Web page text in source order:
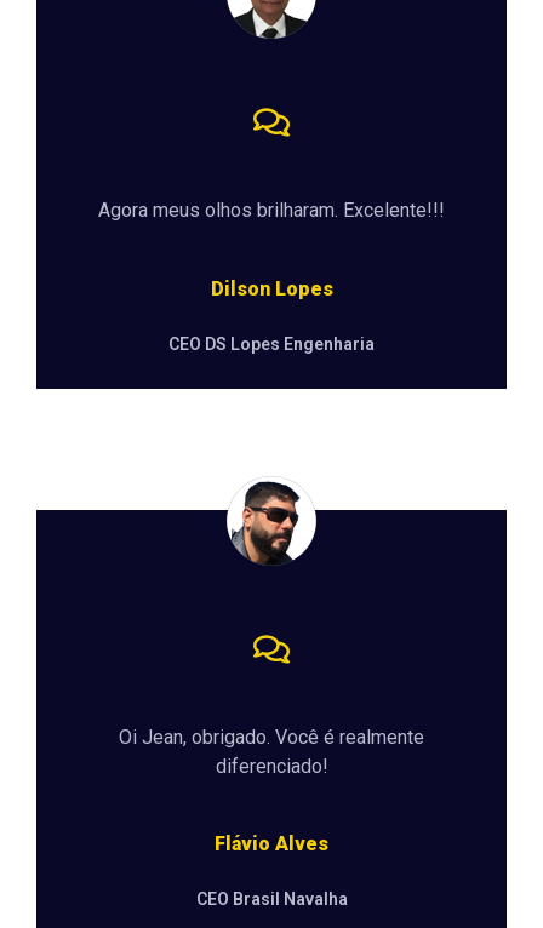
Agora meus olhos brilharam. Excelente!!!
Dilson Lopes
CEO DS Lopes Engenharia
Oi Jean, obrigado. Você é realmente
diferenciado!
Flávio Alves
CEO Brasil Navalha